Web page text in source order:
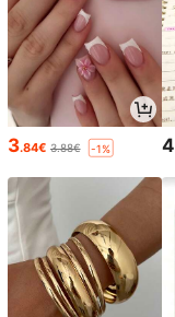
3.84€ 3.88€ -1% 4